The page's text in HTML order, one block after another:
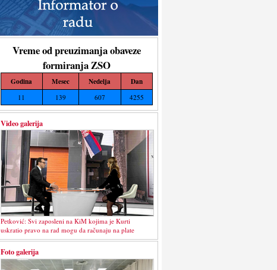
Vreme od preuzimanja obaveze
formiranja ZSO
Godina Mesec Nedelja Dan
11 139 607 4255
Video galerija
Petković: Svi zaposleni na KiM kojima je Kurti
uskratio pravo na rad mogu da računaju na plate
Foto galerija